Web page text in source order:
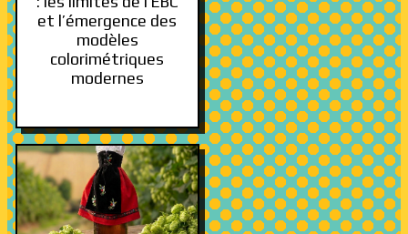
et l’émergence des
modèles
colorimétriques
modernes